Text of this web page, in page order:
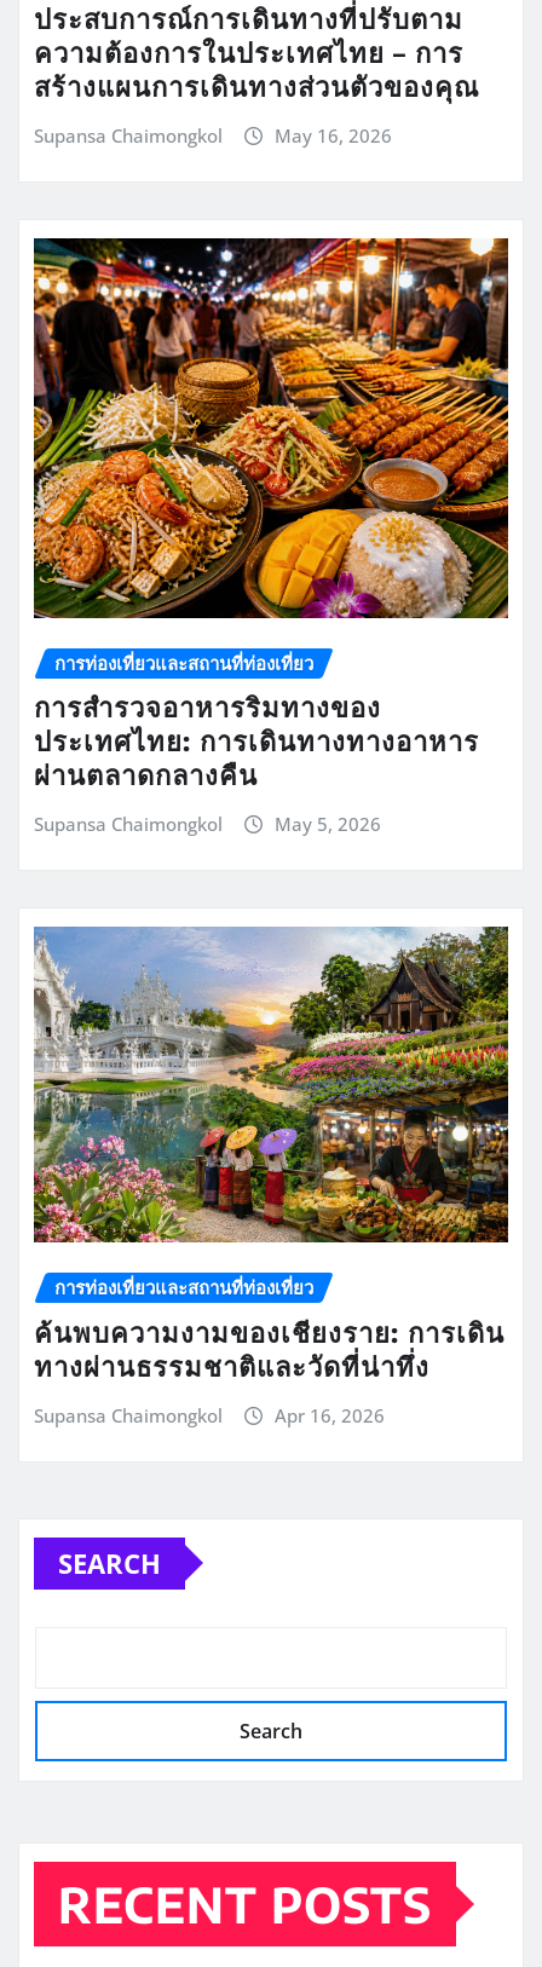
ประสบการณ์การเดินทางที่ปรับตาม
ความต้องการในประเทศไทย – การ
สร้างแผนการเดินทางส่วนตัวของคุณ
Supansa Chaimongkol May 16, 2026
การท่องเที่ยวและสถานที่ท่องเที่ยว
การสำรวจอาหารริมทางของ
ประเทศไทย: การเดินทางทางอาหาร
ผ่านตลาดกลางคืน
Supansa Chaimongkol May 5, 2026
การท่องเที่ยวและสถานที่ท่องเที่ยว
ค้นพบความงามของเชียงราย: การเดิน
ทางผ่านธรรมชาติและวัดที่น่าทึ่ง
Supansa Chaimongkol Apr 16, 2026
SEARCH
Search
RECENT POSTS